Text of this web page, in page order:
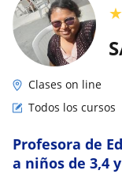
★
Clases on line
Todos los cursos
Profesora de
a niños de 3,4